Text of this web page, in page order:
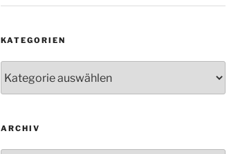
KATEGORIEN
ARCHIV